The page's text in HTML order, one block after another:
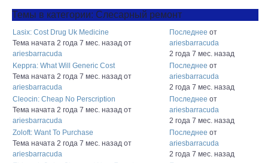
Темы в категории: Слесарный ремонт
Lasix: Cost Drug Uk Medicine
Тема начата 2 года 7 мес. назад от
ariesbarracuda
Последнее от
ariesbarracuda
2 года 7 мес. назад
Keppra: What Will Generic Cost
Тема начата 2 года 7 мес. назад от
ariesbarracuda
Последнее от
ariesbarracuda
2 года 7 мес. назад
Cleocin: Cheap No Perscription
Тема начата 2 года 7 мес. назад от
ariesbarracuda
Последнее от
ariesbarracuda
2 года 7 мес. назад
Zoloft: Want To Purchase
Тема начата 2 года 7 мес. назад от
ariesbarracuda
Последнее от
ariesbarracuda
2 года 7 мес. назад